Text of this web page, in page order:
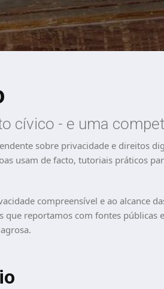
cívico - e uma
sobre privacidade e direitos
usam de facto, tutoriais práticos
compreensível e ao alcance
que reportamos com fontes